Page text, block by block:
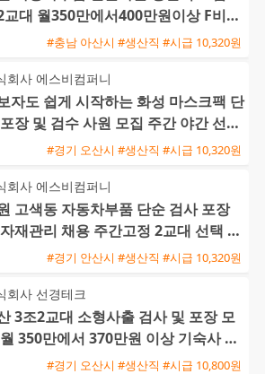
교대 월350만에서400만원이상 F비자
포가능 즉시출근환영
#충남 아산시 #생산직 #시급 10,320원
회사 에스비컴퍼니
자도 쉽게 시작하는 화성 마스크팩 단
장 및 검수 사원 모집 주간 야간 선택
#경기 오산시 #생산직 #시급 10,320원
회사 에스비컴퍼니
고색동 자동차부품 단순 검사 포장
재관리 채용 주간고정 2교대 선택 가
#경기 안산시 #생산직 #시급 10,320원
회사 선경테크
3조2교대 소형사출 검사 및 포장 모
350만에서 370만원 이상 기숙사 지
및 통근버스 운행
#경기 오산시 #생산직 #시급 10,800원